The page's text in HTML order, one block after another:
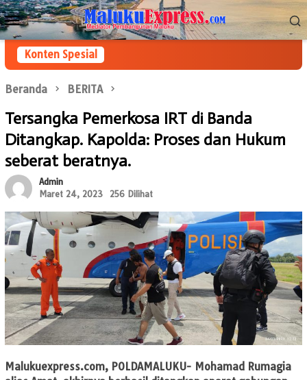
Loncat
ke
konten
Menu
Mobile
Konten Spesial
Beranda BERITA
Tersangka Pemerkosa IRT di Banda
Ditangkap. Kapolda: Proses dan Hukum
seberat beratnya.
Admin
Maret 24, 2023
256 Dilihat
Malukuexpress.com, POLDAMALUKU- Mohamad Rumagia